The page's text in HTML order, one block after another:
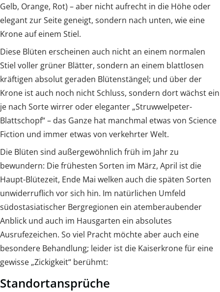
Gelb, Orange, Rot) – aber nicht aufrecht in die Höhe oder
elegant zur Seite geneigt, sondern nach unten, wie eine
Krone auf einem Stiel.
Diese Blüten erscheinen auch nicht an einem normalen
Stiel voller grüner Blätter, sondern an einem blattlosen
kräftigen absolut geraden Blütenstängel; und über der
Krone ist auch noch nicht Schluss, sondern dort wächst ein
je nach Sorte wirrer oder eleganter „Struwwelpeter-
Blattschopf“ – das Ganze hat manchmal etwas von Science
Fiction und immer etwas von verkehrter Welt.
Die Blüten sind außergewöhnlich früh im Jahr zu
bewundern: Die frühesten Sorten im März, April ist die
Haupt-Blütezeit, Ende Mai welken auch die späten Sorten
unwiderruflich vor sich hin. Im natürlichen Umfeld
südostasiatischer Bergregionen ein atemberaubender
Anblick und auch im Hausgarten ein absolutes
Ausrufezeichen. So viel Pracht möchte aber auch eine
besondere Behandlung; leider ist die Kaiserkrone für eine
gewisse „Zickigkeit“ berühmt:
Standortansprüche